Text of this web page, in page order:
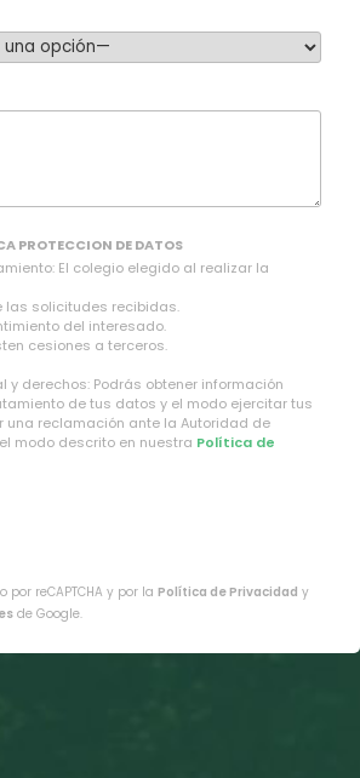
PROTECCION DE DATOS
El colegio elegido al realizar la
las solicitudes recibidas.
del interesado.
cesiones a terceros.
y derechos: Podrás obtener información
de tus datos y el modo ejercitar tus
una reclamación ante la Autoridad de
modo descrito en nuestra Política de
reCAPTCHA y por la Política de Privacidad y
de Google.